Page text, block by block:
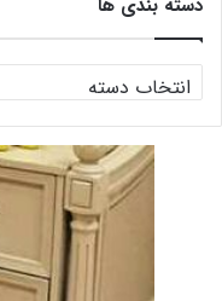
دسته
بندی
ها